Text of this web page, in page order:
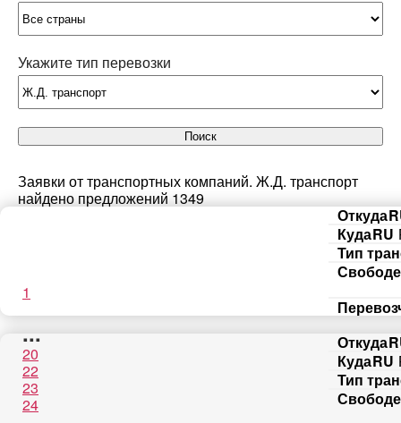
Укажите тип перевозки
Поиск
Заявки от транспортных компаний. Ж.Д. транспорт
найдено предложений 1349
Откуда
КудаRU
Тип
Откуда
КудаRU
Тип
1
...
20
22
23
24